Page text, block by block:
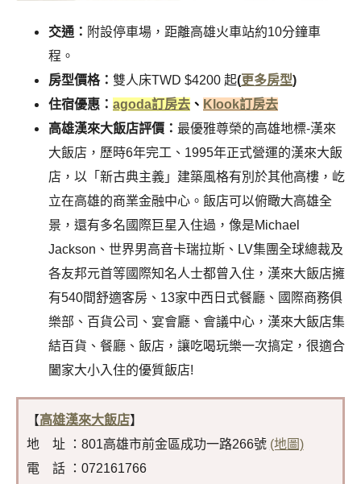
交通： 附設停車場，距離高雄火車站約10分鐘車
程。
房型價格： 雙人床TWD $4200 起(更多房型)
住宿優惠： agoda訂房去 、 Klook訂房去
高雄漢來大飯店評價： 最優雅尊榮的高雄地標-漢來
大飯店，歷時6年完工、1995年正式營運的漢來大飯
店，以「新古典主義」建築風格有別於其他高樓，屹
立在高雄的商業金融中心。飯店可以俯瞰大高雄全
景，還有多名國際巨星入住過，像是Michael
Jackson、世界男高音卡瑞拉斯、LV集團全球總裁及
各友邦元首等國際知名人士都曾入住，漢來大飯店擁
有540間舒適客房、13家中西日式餐廳、國際商務俱
樂部、百貨公司、宴會廳、會議中心，漢來大飯店集
結百貨、餐廳、飯店，讓吃喝玩樂一次搞定，很適合
闔家大小入住的優質飯店!
【高雄漢來大飯店】
地 址 ：801高雄市前金區成功一路266號 (地圖)
電 話 ：072161766